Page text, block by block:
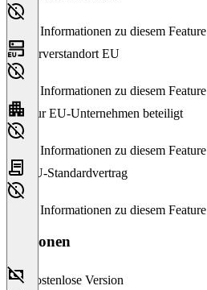
Keine Informationen zu diesem Feature
Serverstandort EU
Keine Informationen zu diesem Feature
Nur EU-Unternehmen beteiligt
Keine Informationen zu diesem Feature
EU-Standardvertrag
Keine Informationen zu diesem Feature
Versionen
Kostenlose Version